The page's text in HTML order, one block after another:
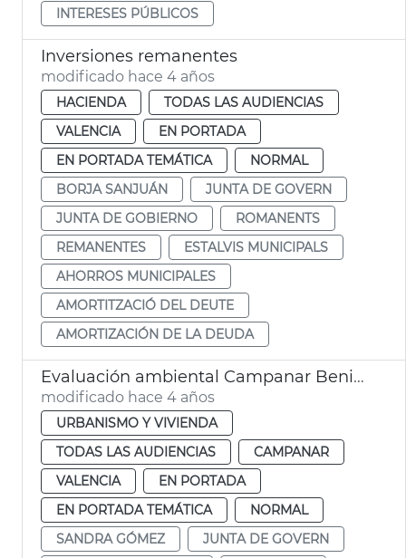
INTERESES PÚBLICOS
Inversiones remanentes
modificado hace 4 años
HACIENDA
TODAS LAS AUDIENCIAS
VALENCIA
EN PORTADA
EN PORTADA TEMÁTICA
NORMAL
BORJA SANJUÁN
JUNTA DE GOVERN
JUNTA DE GOBIERNO
ROMANENTS
REMANENTES
ESTALVIS MUNICIPALS
AHORROS MUNICIPALES
AMORTITZACIÓ DEL DEUTE
AMORTIZACIÓN DE LA DEUDA
Evaluación ambiental Campanar Beniferri
modificado hace 4 años
URBANISMO Y VIVIENDA
TODAS LAS AUDIENCIAS
CAMPANAR
VALENCIA
EN PORTADA
EN PORTADA TEMÁTICA
NORMAL
SANDRA GÓMEZ
JUNTA DE GOVERN